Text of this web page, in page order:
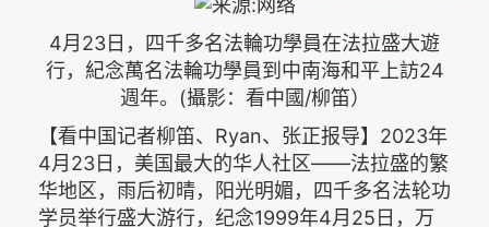
4月23日，四千多名法輪功學員在法拉盛大遊
行，紀念萬名法輪功學員到中南海和平上訪24
週年。(攝影：看中國/柳笛）
【看中国记者柳笛、Ryan、张正报导】2023年
4月23日，美国最大的华人社区——法拉盛的繁
华地区，雨后初晴，阳光明媚，四千多名法轮功
学员举行盛大游行，纪念1999年4月25日，万